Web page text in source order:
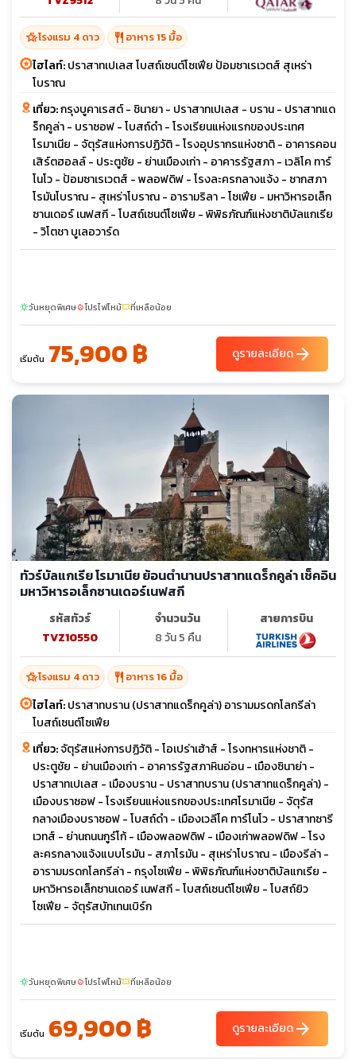
hotel_classโรงแรม 4 ดาว restaurant อาหาร 15 มื้อ
ไฮไลท์:ปราสาทเปเลส โบสถ์เซนต์โซเฟีย ป้อมซาเรเวตส์ สุเหร่า
โบราณ
เที่ยว:กรุงบูคาเรสต์ - ชินายา - ปราสาทเปเลส - บราน - ปราสาทแด
ร็กคูล่า - บราซอฟ - โบสถ์ดำ - โรงเรียนแห่งแรกของประเทศ
โรมาเนีย - จัตุรัสแห่งการปฏิวัติ - โรงอุปรากรแห่งชาติ - อาคารคอน
เสิร์ตฮอลล์ - ประตูชัย - ย่านเมืองเก่า - อาคารรัฐสภา - เวลิโค ทาร์
โนโว - ป้อมซาเรเวตส์ - พลอฟดิฟ - โรงละครกลางแจ้ง - ซากสภา
โรมันโบราณ - สุเหร่าโบราณ - อารามริลา - โซเฟีย - มหาวิหารอเล็ก
ซานเดอร์ เนฟสกี - โบสถ์เซนต์โซเฟีย - พิพิธภัณฑ์แห่งชาติบัลแกเรีย
- วิโตชา บูเลอวาร์ด
sunnyวันหยุดพิเศษlocal_fire_departmentโปรไฟไหม้confirmation_numberที่เหลือน้อย
เริ่มต้น 75,900 ฿ ดูรายละเอียดarrow_forward
ทัวร์บัลแกเรีย โรมาเนีย ย้อนตำนานปราสาทแดร็กคูล่า เช็คอิน
มหาวิหารอเล็กซานเดอร์เนฟสกี
รหัสทัวร์
TVZ10550
จำนวนวัน
8 วัน 5 คืน
สายการบิน
hotel_classโรงแรม 4 ดาว restaurant อาหาร 16 มื้อ
ไฮไลท์:ปราสาทบราน (ปราสาทแดร็กคูล่า) อารามมรดกโลกรีล่า
โบสถ์เซนต์โซเฟีย
เที่ยว:จัตุรัสแห่งการปฏิวัติ - โอเปร่าเฮ้าส์ - โรงทหารแห่งชาติ -
ประตูชัย - ย่านเมืองเก่า - อาคารรัฐสภาหินอ่อน - เมืองซินาย่า -
ปราสาทเปเลส - เมืองบราน - ปราสาทบราน (ปราสาทแดร็กคูล่า) -
เมืองบราซอฟ - โรงเรียนแห่งแรกของประเทศโรมาเนีย - จัตุรัส
กลางเมืองบราซอฟ - โบสถ์ดำ - เมืองเวลีโค ทาร์โนโว - ปราสาทซารี
เวทส์ - ย่านถนนกูร์โก้ - เมืองพลอฟดิฟ - เมืองเก่าพลอฟดิฟ - โรง
ละครกลางแจ้งแบบโรมัน - สภาโรมัน - สุเหร่าโบราณ - เมืองรีล่า -
อารามมรดกโลกรีล่า - กรุงโซเฟีย - พิพิธภัณฑ์แห่งชาติบัลแกเรีย -
มหาวิหารอเล็กซานเดอร์ เนฟสกี - โบสถ์เซนต์โซเฟีย - โบสถ์ยิว
โซเฟีย - จัตุรัสบัทเทนเบิร์ก
sunnyวันหยุดพิเศษlocal_fire_departmentโปรไฟไหม้confirmation_numberที่เหลือน้อย
เริ่มต้น 69,900 ฿ ดูรายละเอียดarrow_forward